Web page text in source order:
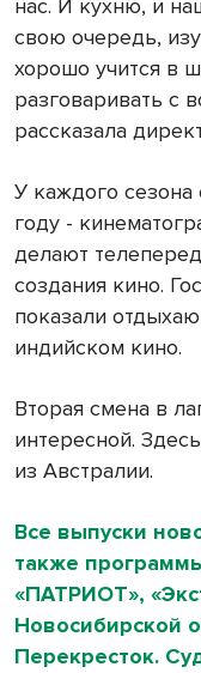
нас. И кухню, и
свою очередь,
хорошо учится в
разговаривать с
рассказала
У каждого сезона
году -
делают
создания кино.
показали
индийском кино.
Вторая смена в
интересной.
из Австралии.
Все выпуски
также
«ПАТРИОТ»,
Новосибирской
Перекресток.